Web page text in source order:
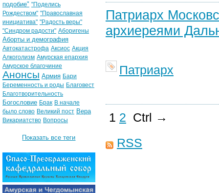
Патриарх
архиереями
Патриарх
1 2 Ctrl →
RSS
подобие" "Поделись
Рождеством" "Православная
инициатива" "Радость веры"
"Синдром радости" Аборигены
Аборты и демография
Автокатастрофа Аксиос Акция
Алкоголизм Амурская епархия
Амурское благочиние
Анонсы Армия Бари
Беременность и роды Благовест
Благотворительность
Богословие Брак В начале
было слово Великий пост Вера
Викариатство Вопросы
Показать все теги